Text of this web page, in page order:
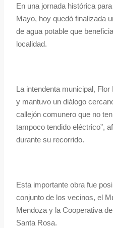
En una jornada histórica
Mayo, hoy quedó finalizada
de agua potable que
localidad.
La intendenta municipal,
y mantuvo un diálogo
callejón comunero que no
tampoco tendido eléctrico”,
durante su recorrido.
Esta importante obra fue
conjunto de los vecinos, el
Mendoza y la Cooperativa
Santa Rosa.